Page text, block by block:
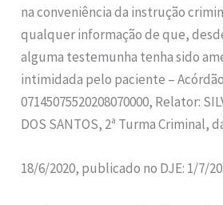
na conveniência da instrução
qualquer informação de que,
alguma testemunha tenha sido
intimidada pelo paciente – Acórdão
07145075520208070000, Relator:
DOS SANTOS, 2ª Turma Criminal,
18/6/2020, publicado no DJE: 1/7/